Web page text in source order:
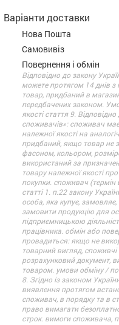
Варіанти доставки
Нова Пошта
Самовивіз
Повернення і обмін
Відповідно до закону
можете протягом 14 днів
товар, придбаний в
передбачених законом.
якості стаття 9.
споживачів»: споживач
належної якості на
придбаний, якщо товар не
фасоном, кольором,
використаний за
товару належної якості
покупки. споживач (термін
статті 1. п.22 закону
особа, яка купує,
замовити продукцію для
підприємницькою
працівника. обмін або
провадиться: якщо не
товарний вигляд, споживчі
розрахунковий документ,
товаром. умови обміну /
8. Згідно із законом
виявлення протягом
споживач, в порядку та в
право вимагати
строк. вимоги споживача,